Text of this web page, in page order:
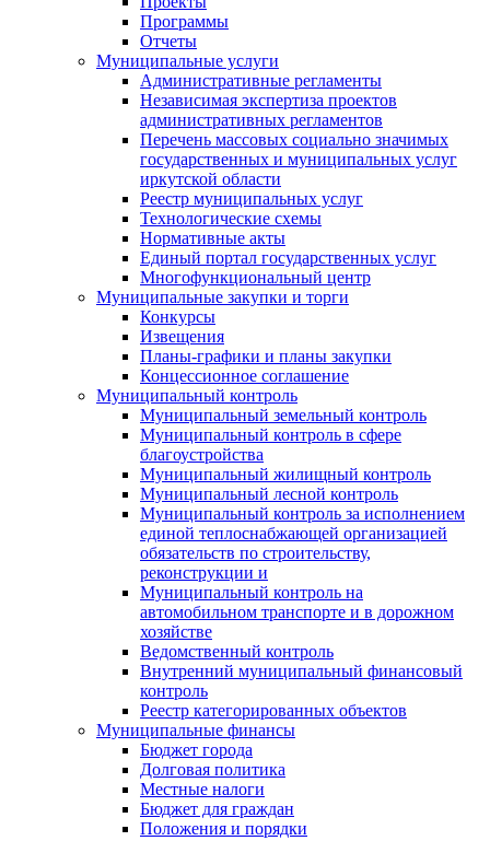
Программы
Отчеты
Муниципальные услуги
Административные регламенты
Независимая экспертиза проектов
административных регламентов
Перечень массовых социально значимых
государственных и муниципальных услуг
иркутской области
Реестр муниципальных услуг
Технологические схемы
Нормативные акты
Единый портал государственных услуг
Многофункциональный центр
Муниципальные закупки и торги
Конкурсы
Извещения
Планы-графики и планы закупки
Концессионное соглашение
Муниципальный контроль
Муниципальный земельный контроль
Муниципальный контроль в сфере
благоустройства
Муниципальный жилищный контроль
Муниципальный лесной контроль
Муниципальный контроль за исполнением
единой теплоснабжающей организацией
обязательств по строительству,
реконструкции и
Муниципальный контроль на
автомобильном транспорте и в дорожном
хозяйстве
Ведомственный контроль
Внутренний муниципальный финансовый
контроль
Реестр категорированных объектов
Муниципальные финансы
Бюджет города
Долговая политика
Местные налоги
Бюджет для граждан
Положения и порядки